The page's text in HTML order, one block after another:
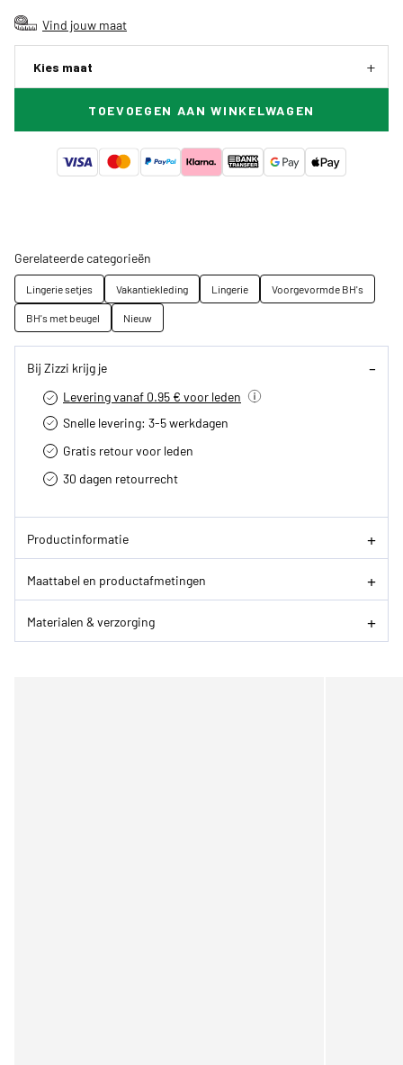
Vind jouw maat
Kies maat
TOEVOEGEN AAN WINKELWAGEN
Gerelateerde categorieën
Lingerie setjes Vakantiekleding Lingerie
Voorgevormde BH's
BH's met beugel
Nieuw
Bij Zizzi krijg je
Levering vanaf 0.95 € voor leden
Snelle levering: 3-5 werkdagen
Gratis retour voor leden
30 dagen retourrecht­
Productinformatie
Maattabel en productafmetingen
Materialen & verzorging